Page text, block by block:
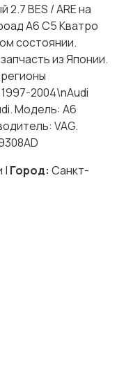
BES / ARE на
А6 С5 Кватро
состоянии.
из Японии.
2004\nAudi
Модель: A6
VAG.
| Город: Санкт-